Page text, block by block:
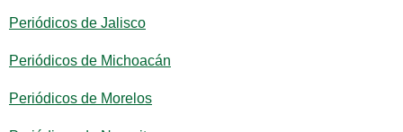
Periódicos de Jalisco
Periódicos de Michoacán
Periódicos de Morelos